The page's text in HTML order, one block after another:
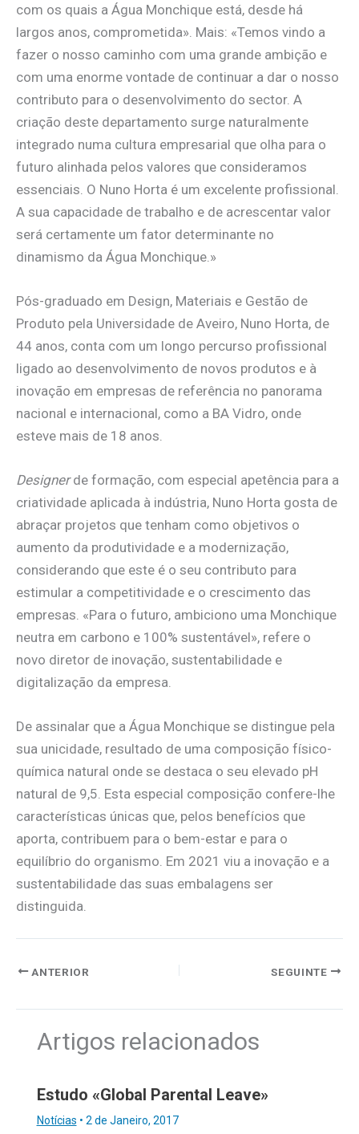
com os quais a Água Monchique está, desde há
largos anos, comprometida». Mais: «Temos vindo a
fazer o nosso caminho com uma grande ambição e
com uma enorme vontade de continuar a dar o nosso
contributo para o desenvolvimento do sector. A
criação deste departamento surge naturalmente
integrado numa cultura empresarial que olha para o
futuro alinhada pelos valores que consideramos
essenciais. O Nuno Horta é um excelente profissional.
A sua capacidade de trabalho e de acrescentar valor
será certamente um fator determinante no
dinamismo da Água Monchique.»
Pós-graduado em Design, Materiais e Gestão de
Produto pela Universidade de Aveiro, Nuno Horta, de
44 anos, conta com um longo percurso profissional
ligado ao desenvolvimento de novos produtos e à
inovação em empresas de referência no panorama
nacional e internacional, como a BA Vidro, onde
esteve mais de 18 anos.
Designerde formação, com especial apetência para a
criatividade aplicada à indústria, Nuno Horta gosta de
abraçar projetos que tenham como objetivos o
aumento da produtividade e a modernização,
considerando que este é o seu contributo para
estimular a competitividade e o crescimento das
empresas. «Para o futuro, ambiciono uma Monchique
neutra em carbono e 100% sustentável», refere o
novo diretor de inovação, sustentabilidade e
digitalização da empresa.
De assinalar que a Água Monchique se distingue pela
sua unicidade, resultado de uma composição físico-
química natural onde se destaca o seu elevado pH
natural de 9,5. Esta especial composição confere-lhe
características únicas que, pelos benefícios que
aporta, contribuem para o bem-estar e para o
equilíbrio do organismo. Em 2021 viu a inovação e a
sustentabilidade das suas embalagens ser
distinguida.
ANTERIOR SEGUINTE
Artigos relacionados
Estudo «Global Parental Leave»
Notícias • 2 de Janeiro, 2017